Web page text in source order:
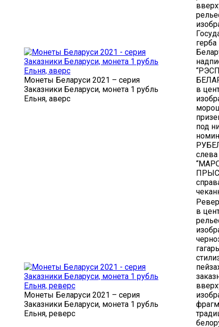
Монеты Беларуси 2021 – серия
Заказники Беларуси, монета 1 рубль
Ельня, аверс
в
под
Монеты Беларуси 2021 – серия
Заказники Беларуси, монета 1 рубль
Ельня, реверс
в